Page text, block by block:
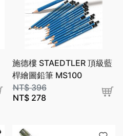
施德樓 STAEDTLER 頂級藍
桿繪圖鉛筆 MS100
NT$396
NT$278